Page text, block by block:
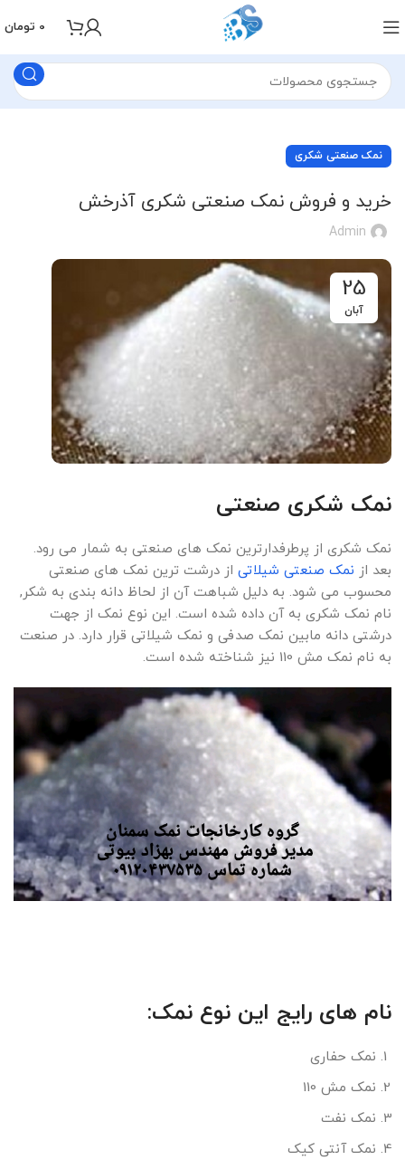
0 تومان
نمک صنعتی شکری
خرید و فروش نمک صنعتی شکری آذرخش
Admin
25
آبان
نمک شکری صنعتی
نمک شکری از پرطرفدارترین نمک های صنعتی به شمار می رود.
بعد از نمک صنعتی شیلاتی از درشت ترین نمک های صنعتی
محسوب می شود. به دلیل شباهت آن از لحاظ دانه بندی به شکر,
نام نمک شکری به آن داده شده است. این نوع نمک از جهت
درشتی دانه مابین نمک صدفی و نمک شیلاتی قرار دارد. در صنعت
به نام نمک مش 110 نیز شناخته شده است.
نام های رایج این نوع نمک:
نمک حفاری
نمک مش 110
نمک نفت
نمک آنتی کیک